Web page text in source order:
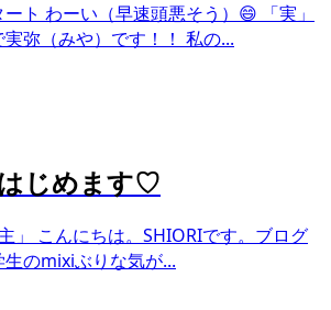
ト わーい（早速頭悪そう）😄 「実」
弥（みや）です！！ 私の...
じめます♡
」 こんにちは。SHIORIです。ブログ
のmixiぶりな気が...